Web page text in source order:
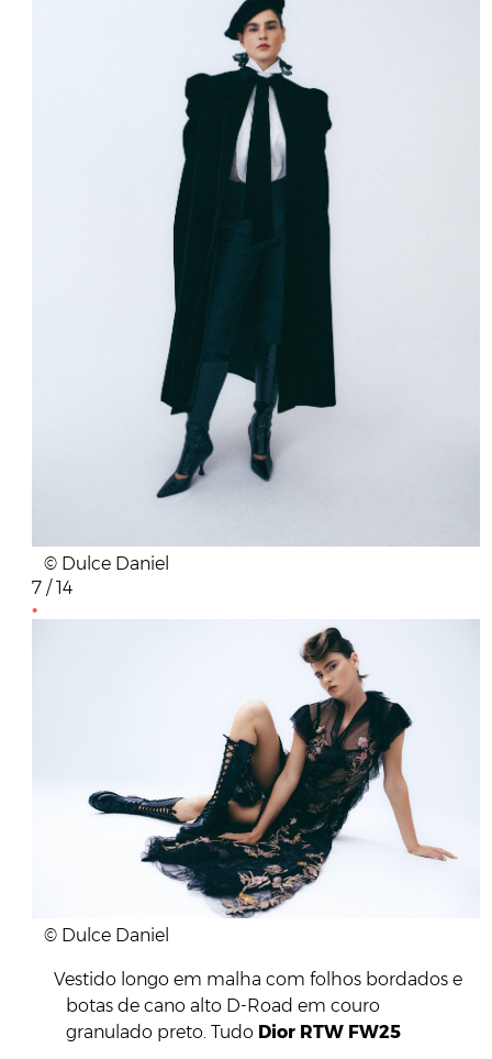
© Dulce Daniel
7 / 14
© Dulce Daniel
Vestido longo em malha com folhos bordados e
botas de cano alto D-Road em couro
granulado preto. Tudo Dior RTW FW25